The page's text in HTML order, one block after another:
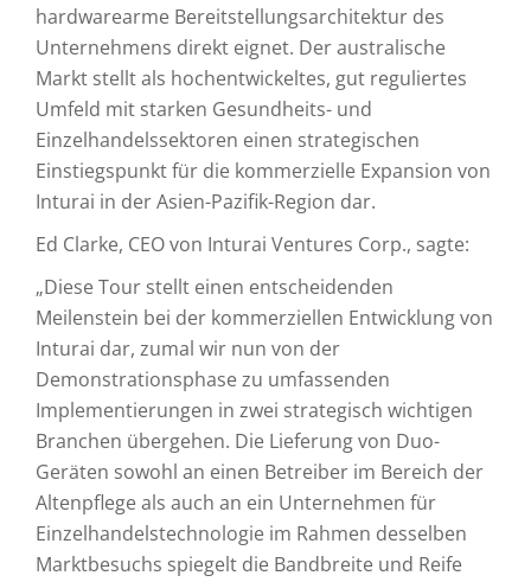
hardwarearme Bereitstellungsarchitektur des
Unternehmens direkt eignet. Der australische
Markt stellt als hochentwickeltes, gut reguliertes
Umfeld mit starken Gesundheits- und
Einzelhandelssektoren einen strategischen
Einstiegspunkt für die kommerzielle Expansion von
Inturai in der Asien-Pazifik-Region dar.
Ed Clarke, CEO von Inturai Ventures Corp., sagte:
„Diese Tour stellt einen entscheidenden
Meilenstein bei der kommerziellen Entwicklung von
Inturai dar, zumal wir nun von der
Demonstrationsphase zu umfassenden
Implementierungen in zwei strategisch wichtigen
Branchen übergehen. Die Lieferung von Duo-
Geräten sowohl an einen Betreiber im Bereich der
Altenpflege als auch an ein Unternehmen für
Einzelhandelstechnologie im Rahmen desselben
Marktbesuchs spiegelt die Bandbreite und Reife